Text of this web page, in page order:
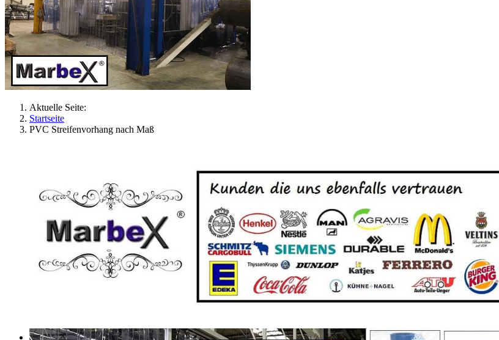
Aktuelle Seite:
Startseite
PVC Streifenvorhang nach Maß